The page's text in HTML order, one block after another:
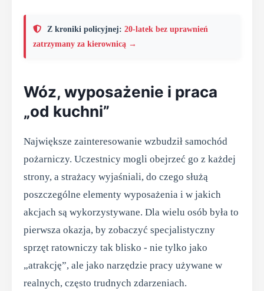
Z kroniki policyjnej: 20-latek bez uprawnień
zatrzymany za kierownicą →
Wóz, wyposażenie i praca
„od kuchni”
Największe zainteresowanie wzbudził samochód
pożarniczy. Uczestnicy mogli obejrzeć go z każdej
strony, a strażacy wyjaśniali, do czego służą
poszczególne elementy wyposażenia i w jakich
akcjach są wykorzystywane. Dla wielu osób była to
pierwsza okazja, by zobaczyć specjalistyczny
sprzęt ratowniczy tak blisko - nie tylko jako
„atrakcję”, ale jako narzędzie pracy używane w
realnych, często trudnych zdarzeniach.